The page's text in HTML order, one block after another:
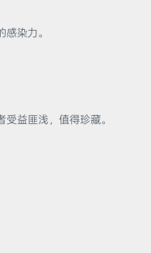
染力。
益匪浅，值得珍藏。